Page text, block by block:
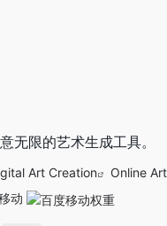
无限的艺术生成工具。
Art Creation Online
动